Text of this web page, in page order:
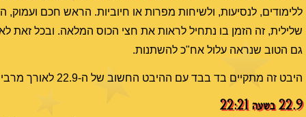
ללימודים, לנסיעות, ולשיחות מפרות או חיוביות. הראש חכם
שלילית, זה הזמן בו נתחיל לראות את חצי הכוס המלאה. ובכל זאת
גם הטוב שנראה עלול אח"כ להשתנות.
היבט זה מתקיים בד בבד עם ההיבט החשוב של ה-22.9 לאורך מרבית התקופה. קראו גם אותו.
22.9 בשעה 22:21